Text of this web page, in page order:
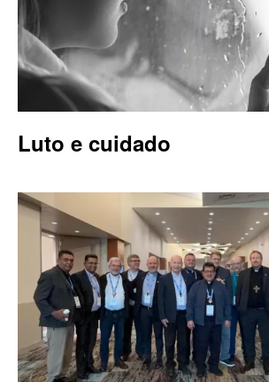
Luto e cuidado